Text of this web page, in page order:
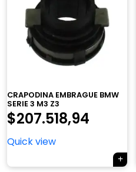
CRAPODINA EMBRAGUE BMW
SERIE 3 M3 Z3
$207.518,94
Quick view